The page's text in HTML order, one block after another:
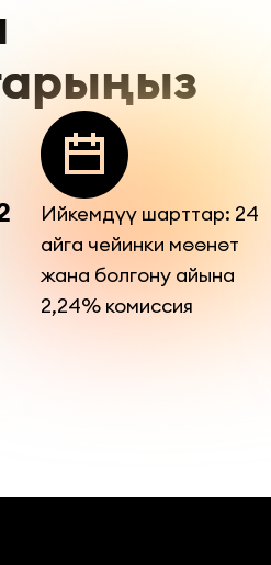
Ийкемдүү шарттар: 24
айга чейинки мөөнөт
жана болгону айына
2,24% комиссия